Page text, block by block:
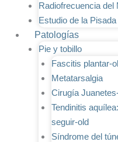
Radiofrecuencia del
Estudio de la
Patologías
Pie y tobillo
Fascitis plantar-
Metatarsalgia
Cirugía
Tendinitis
seguir-old
Síndrome del